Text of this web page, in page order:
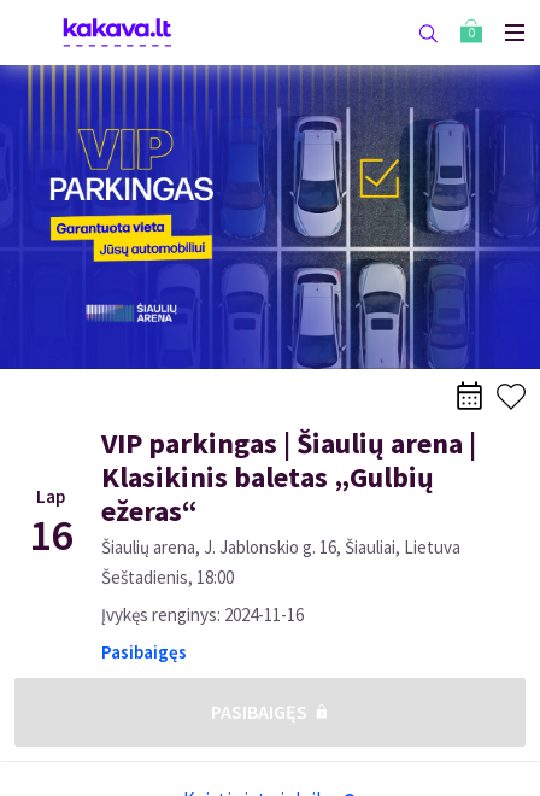
0
Lap
16
VIP parkingas | Šiaulių arena |
Klasikinis baletas „Gulbių
ežeras“
Šiaulių arena, J. Jablonskio g. 16, Šiauliai, Lietuva
Šeštadienis, 18:00
Įvykęs renginys: 2024-11-16
Pasibaigęs
PASIBAIGĘS